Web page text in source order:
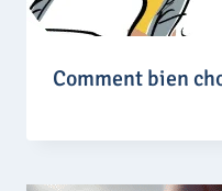
Comment bien